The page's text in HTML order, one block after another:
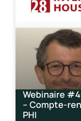
Webinaire
– Compte-
PHI